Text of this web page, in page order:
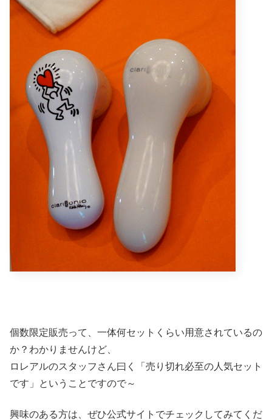
個数限定販売って、一体何セットくらい用意されているの
か？わかりませんけど、
ロレアルのスタッフさん曰く「売り切れ必至の人気セット
です」ということですので～
興味のある方は、ぜひ公式サイトでチェックしてみてくだ